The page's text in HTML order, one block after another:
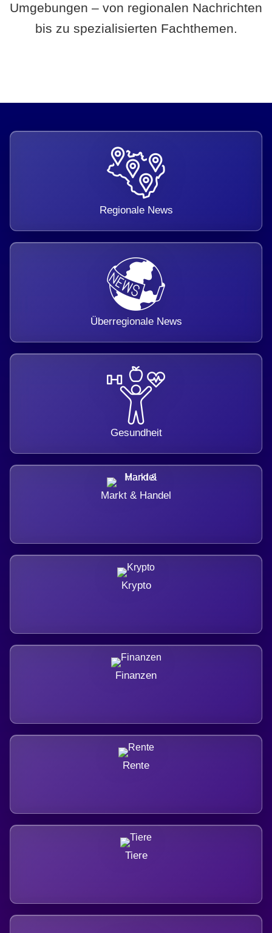
Umgebungen – von regionalen Nachrichten
bis zu spezialisierten Fachthemen.
Regionale News
Überregionale News
Gesundheit
Markt & Handel
Krypto
Finanzen
Rente
Tiere